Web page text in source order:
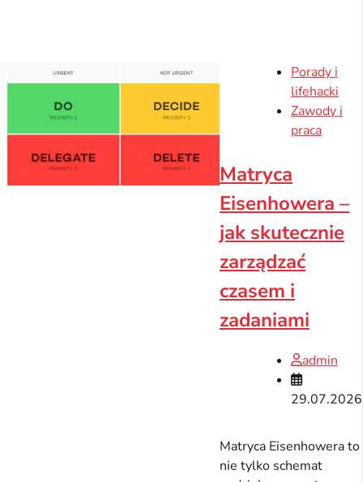
Porady i
lifehacki
Zawody i
praca
Matryca
Eisenhowera –
jak skutecznie
zarządzać
czasem i
zadaniami
admin
29.07.2026
Matryca Eisenhowera to
nie tylko schemat